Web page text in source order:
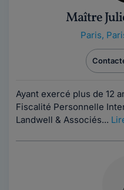
Maître
Paris,
Ayant exercé plus de 12
Fiscalité Personnelle
Landwell & Associés...